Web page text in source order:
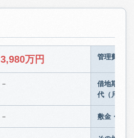
3,980万円 管理費等
－
借地期間・
代（月額）
－ 敷金・保証